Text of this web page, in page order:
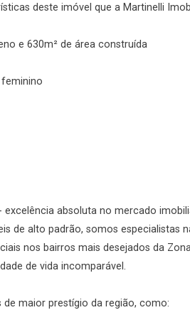
deste imóvel que a Martinelli
e 630m² de área construída
feminino
excelência absoluta no mercado
de alto padrão, somos especialistas
nos bairros mais desejados da
de vida incomparável.
maior prestígio da região, como: